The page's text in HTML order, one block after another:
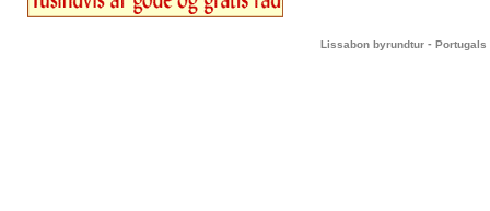
Lissabon byrundtur - Portugals